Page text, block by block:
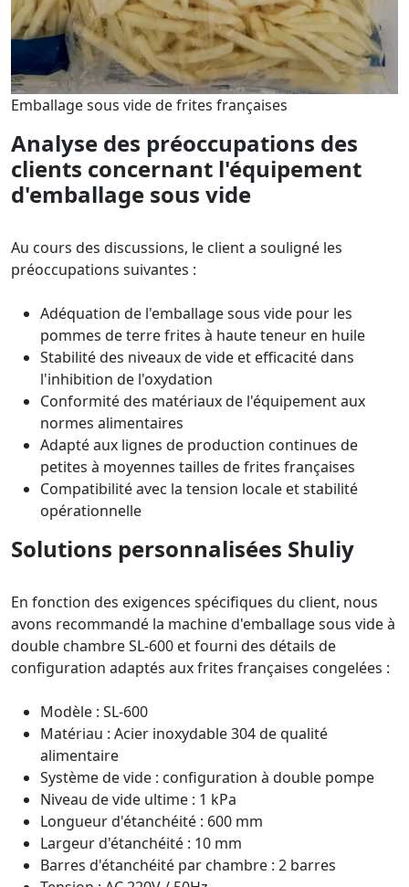
Emballage sous vide de frites françaises
Analyse des préoccupations des
clients concernant l'équipement
d'emballage sous vide
Au cours des discussions, le client a souligné les
préoccupations suivantes :
Adéquation de l'emballage sous vide pour les
pommes de terre frites à haute teneur en huile
Stabilité des niveaux de vide et efficacité dans
l'inhibition de l'oxydation
Conformité des matériaux de l'équipement aux
normes alimentaires
Adapté aux lignes de production continues de
petites à moyennes tailles de frites françaises
Compatibilité avec la tension locale et stabilité
opérationnelle
Solutions personnalisées Shuliy
En fonction des exigences spécifiques du client, nous
avons recommandé la machine d'emballage sous vide à
double chambre SL-600 et fourni des détails de
configuration adaptés aux frites françaises congelées :
Modèle : SL-600
Matériau : Acier inoxydable 304 de qualité
alimentaire
Système de vide : configuration à double pompe
Niveau de vide ultime : 1 kPa
Longueur d'étanchéité : 600 mm
Largeur d'étanchéité : 10 mm
Barres d'étanchéité par chambre : 2 barres